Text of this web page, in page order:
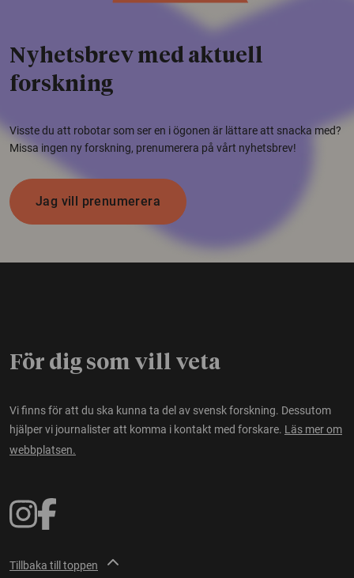
Nyhetsbrev med aktuell
forskning
Visste du att robotar som ser en i ögonen är lättare att snacka med?
Missa ingen ny forskning, prenumerera på vårt nyhetsbrev!
Jag vill prenumerera
För dig som vill veta
Vi finns för att du ska kunna ta del av svensk forskning. Dessutom
hjälper vi journalister att komma i kontakt med forskare. Läs mer om
webbplatsen.
Tillbaka till toppen